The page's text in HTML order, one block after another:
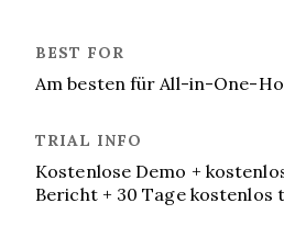
Am besten für All-in-One-
Kostenlose Demo +
Bericht + 30 Tage kostenlos